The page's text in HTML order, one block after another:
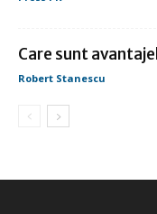
Care sunt
Robert Stanescu